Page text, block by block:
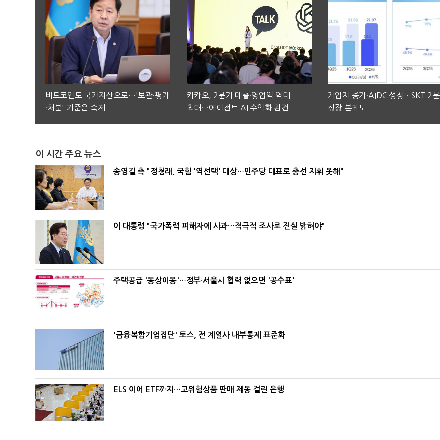
비트코인도 국가자산으로…'보관·평가
·처분' 기준은 숙제
카카오, 2분기 매출·영업익 역대
최대…에이전트 AI 수익화 관건
가입자 증가·AIDC 성장…SKT 2
성장 본궤도
이 시간 주요 뉴스
송영길 측 "정청래, 국힘 '역선택' 대상…민주당 대표로 총선 지휘 못해"
이 대통령 "국가폭력 피해자에 사과…적극적 조사로 진실 밝혀야"
주택공급 '동상이몽'…정부·서울시 협력 없으면 '공수표'
'금융복합기업집단' 토스, 전 계열사 내부통제 표준화
ELS 이어 ETF까지…고위험상품 판매 제동 걸린 은행